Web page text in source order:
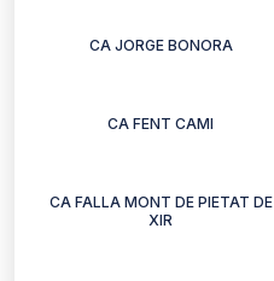
CA JORGE BONORA
CA FENT CAMI
CA FALLA MONT DE PIETAT DE
XIR